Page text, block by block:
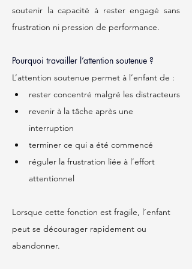
soutenir la capacité à rester engagé sans
frustration ni pression de performance.
Pourquoi travailler l’attention soutenue ?
L’attention soutenue permet à l’enfant de :
rester concentré malgré les distracteurs
revenir à la tâche après une
interruption
terminer ce qui a été commencé
réguler la frustration liée à l’effort
attentionnel
Lorsque cette fonction est fragile, l’enfant
peut se décourager rapidement ou
abandonner.